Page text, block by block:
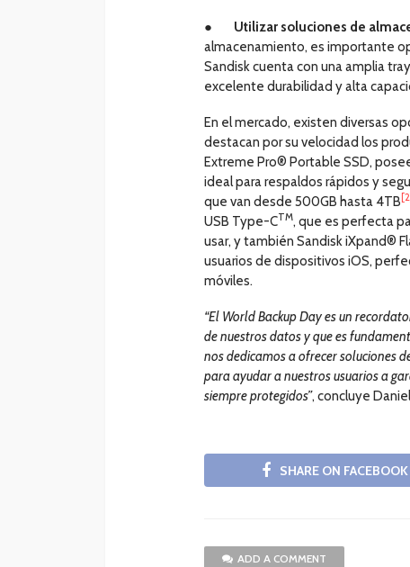
● Utilizar soluciones de
almacenamiento, es importante
Sandisk cuenta con una amplia
excelente durabilidad y alta
En el mercado, existen diversas
destacan por su velocidad los
Extreme Pro® Portable SSD,
ideal para respaldos rápidos y
que van desde 500GB hasta 4TB
USB Type-CTM, que es perfecta
usar, y también Sandisk iXpand®
usuarios de dispositivos iOS,
móviles.
“El World Backup Day es un
de nuestros datos y que es
nos dedicamos a ofrecer soluciones
para ayudar a nuestros usuarios a
siempre protegidos”, concluye
SHARE ON FACEBOOK
ADD A COMMENT